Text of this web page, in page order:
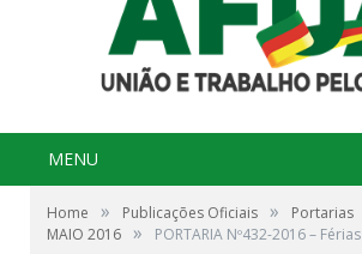
MENU
Home » Publicações Oficiais » Portarias
MAIO 2016 » PORTARIA Nº432-2016 – Férias